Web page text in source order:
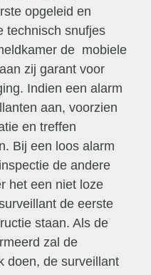
opgeleid en
technisch snufjes
de mobiele
zij garant voor
Indien een alarm
aan, voorzien
en treffen
Bij een loos alarm
de andere
het een niet loze
de eerste
staan. Als de
zal de
doen, de surveillant